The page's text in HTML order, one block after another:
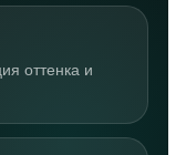
оттенка и